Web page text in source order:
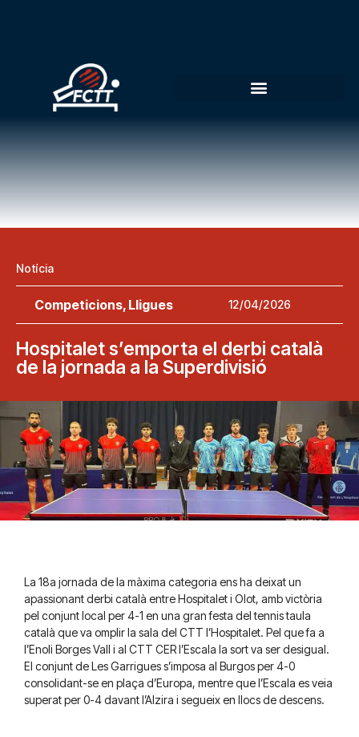
Notícia
Competicions, Lligues 12/04/2026
Hospitalet s’emporta el derbi català
de la jornada a la Superdivisió
La 18a jornada de la màxima categoria ens ha deixat un
apassionant derbi català entre Hospitalet i Olot, amb victòria
pel conjunt local per 4-1 en una gran festa del tennis taula
català que va omplir la sala del CTT l’Hospitalet. Pel que fa a
l’Enoli Borges Vall i al CTT CER l’Escala la sort va ser desigual.
El conjunt de Les Garrigues s’imposa al Burgos per 4-0
consolidant-se en plaça d’Europa, mentre que l’Escala es veia
superat per 0-4 davant l’Alzira i segueix en llocs de descens.